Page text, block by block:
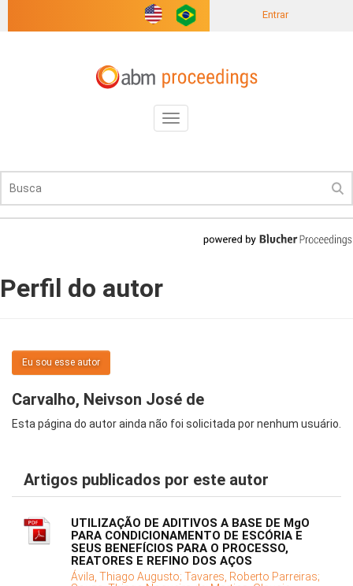
Entrar
Toggle
navigation
Perfil do autor
Eu sou esse autor
Carvalho, Neivson José de
Esta página do autor ainda não foi solicitada por nenhum usuário.
Artigos publicados por este autor
UTILIZAÇÃO DE ADITIVOS A BASE DE MgO
PARA CONDICIONAMENTO DE ESCÓRIA E
SEUS BENEFÍCIOS PARA O PROCESSO,
REATORES E REFINO DOS AÇOS
Ávila, Thiago Augusto; Tavares, Roberto Parreiras;